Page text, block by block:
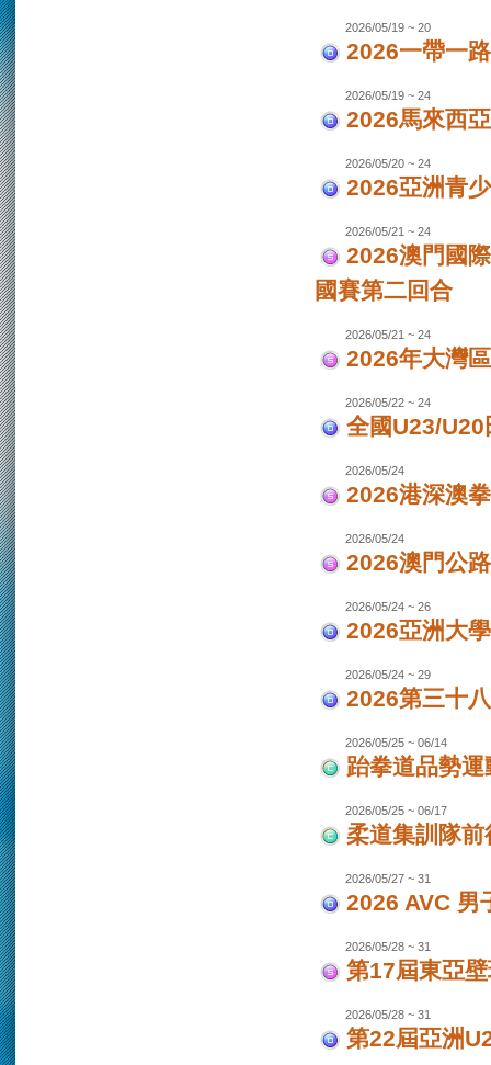
2026/05/19 ~ 20
2026一帶一
2026/05/19 ~ 24
2026馬來西
2026/05/20 ~ 24
2026亞洲青
2026/05/21 ~ 24
2026澳門國
國賽第二回合
2026/05/21 ~ 24
2026年大灣
2026/05/22 ~ 24
全國U23/
2026/05/24
2026港深澳
2026/05/24
2026澳門公
2026/05/24 ~ 26
2026亞洲大
2026/05/24 ~ 29
2026第三十
2026/05/25 ~ 06/14
跆拳道品勢
2026/05/25 ~ 06/17
柔道集訓隊
2026/05/27 ~ 31
2026 AVC 男
2026/05/28 ~ 31
第17屆東亞
2026/05/28 ~ 31
第22屆亞洲